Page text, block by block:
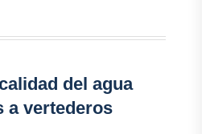
del agua
a vertederos